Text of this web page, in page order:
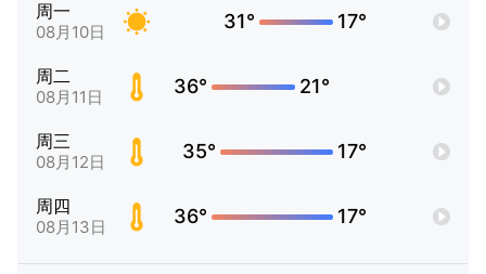
周一
08月10日 31° 17°
周二
08月11日 36° 21°
周三
08月12日 35° 17°
周四
08月13日 36° 17°